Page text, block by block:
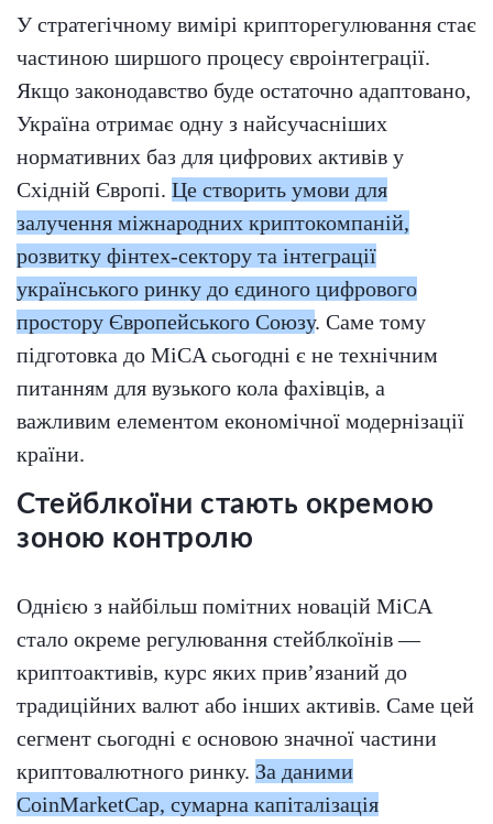
У стратегічному вимірі крипторегулювання стає
частиною ширшого процесу євроінтеграції.
Якщо законодавство буде остаточно адаптовано,
Україна отримає одну з найсучасніших
нормативних баз для цифрових активів у
Східній Європі. Це створить умови для
залучення міжнародних криптокомпаній,
розвитку фінтех-сектору та інтеграції
українського ринку до єдиного цифрового
простору Європейського Союзу. Саме тому
підготовка до MiCA сьогодні є не технічним
питанням для вузького кола фахівців, а
важливим елементом економічної модернізації
країни.
Стейблкоїни стають окремою
зоною контролю
Однією з найбільш помітних новацій MiCA
стало окреме регулювання стейблкоїнів —
криптоактивів, курс яких прив’язаний до
традиційних валют або інших активів. Саме цей
сегмент сьогодні є основою значної частини
криптовалютного ринку. За даними
CoinMarketCap, сумарна капіталізація